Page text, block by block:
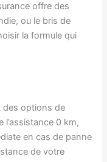
offre des
ou le bris de
la formule qui
des options de
l’assistance 0 km,
en cas de panne
de votre